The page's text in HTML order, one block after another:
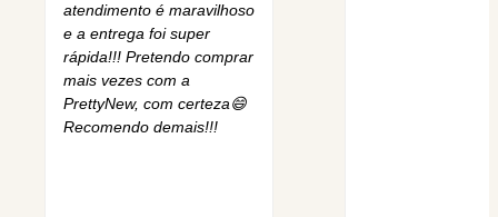
atendimento é maravilhoso
e a entrega foi super
rápida!!! Pretendo comprar
mais vezes com a
PrettyNew, com certeza😄
Recomendo demais!!!